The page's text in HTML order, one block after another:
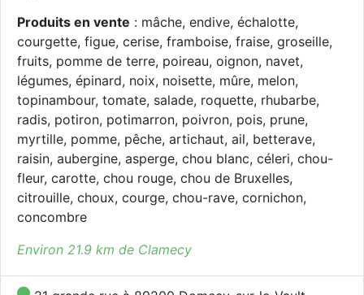
Produits en vente : mâche, endive, échalotte,
courgette, figue, cerise, framboise, fraise, groseille,
fruits, pomme de terre, poireau, oignon, navet,
légumes, épinard, noix, noisette, mûre, melon,
topinambour, tomate, salade, roquette, rhubarbe,
radis, potiron, potimarron, poivron, pois, prune,
myrtille, pomme, pêche, artichaut, ail, betterave,
raisin, aubergine, asperge, chou blanc, céleri, chou-
fleur, carotte, chou rouge, chou de Bruxelles,
citrouille, choux, courge, chou-rave, cornichon,
concombre
Environ 21.9 km de Clamecy